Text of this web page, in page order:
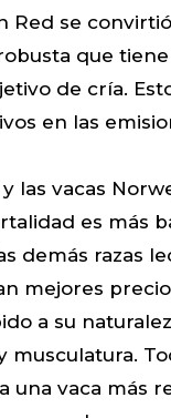
Red se
que
de cría.
en las
las vacas
es más
demás razas
mejores
a su
musculatura.
una vaca más